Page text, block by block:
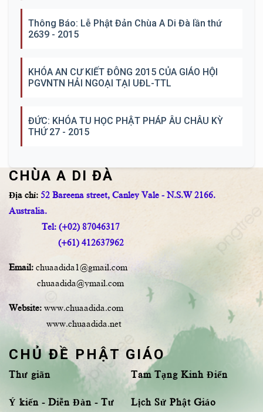
Thông Báo: Lễ Phật Đản Chùa A Di Đà lần thứ
2639 - 2015
KHÓA AN CƯ KIẾT ĐÔNG 2015 CỦA GIÁO HỘI
PGVNTN HẢI NGOẠI TẠI UĐL-TTL
ĐỨC: KHÓA TU HỌC PHẬT PHÁP ÂU CHÂU KỲ
THỨ 27 - 2015
CHÙA A DI ĐÀ
Địa chỉ: 52 Bareena street, Canley Vale - N.S.W 2166.
Australia.
Tel: (+02) 87046317
(+61) 412637962
Email: chuaadida1@gmail.com
chuaadida@ymail.com
Website: www.chuaadida.com
www.chuaadida.net
CHỦ ĐỀ PHẬT GIÁO
Thư giãn
Ý kiến - Diễn Đàn - Tư
Tam Tạng Kinh Điển
Lịch Sử Phật Giáo